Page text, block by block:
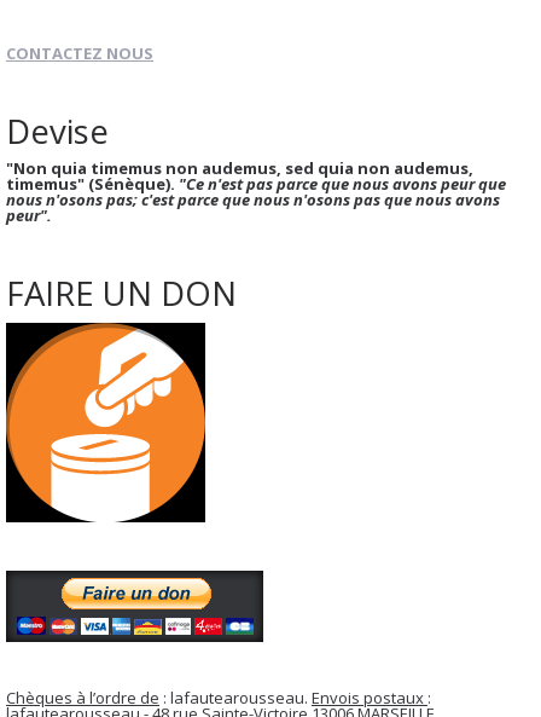
CONTACTEZ NOUS
Devise
"Non quia timemus non audemus, sed quia non audemus,
timemus" (Sénèque). "Ce n'est pas parce que nous avons peur que
nous n'osons pas; c'est parce que nous n'osons pas que nous avons
peur".
FAIRE UN DON
Chèques à l’ordre de : lafautearousseau. Envois postaux :